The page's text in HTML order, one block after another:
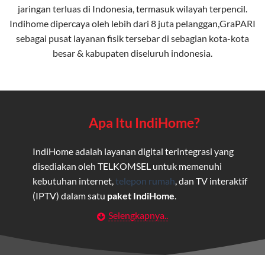
jaringan terluas di Indonesia, termasuk wilayah terpencil.
Indihome dipercaya oleh lebih dari 8 juta pelanggan,GraPARI
sebagai pusat layanan fisik tersebar di sebagian kota-kota
besar & kabupaten diseluruh indonesia.
Apa Itu IndiHome?
IndiHome adalah layanan digital terintegrasi yang
disediakan oleh TELKOMSEL untuk memenuhi
kebutuhan internet, telepon rumah , dan TV interaktif
(IPTV) dalam satu paket IndiHome
Layanan Wifi Indihome ini dirancang untuk
maupun individu yang membutuhkan konektivitas dan
Selengkapnya..